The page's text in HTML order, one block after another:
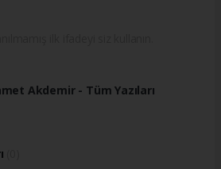
Akdemir - Tüm Yazıları